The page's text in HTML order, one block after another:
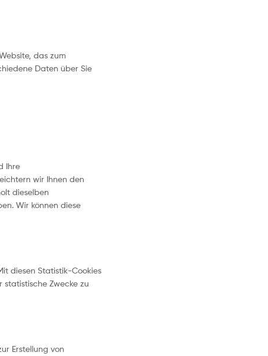
das zum
Daten über Sie
Ihre
wir Ihnen den
dieselben
Wir können diese
diesen Statistik-Cookies
statistische Zwecke zu
Erstellung von